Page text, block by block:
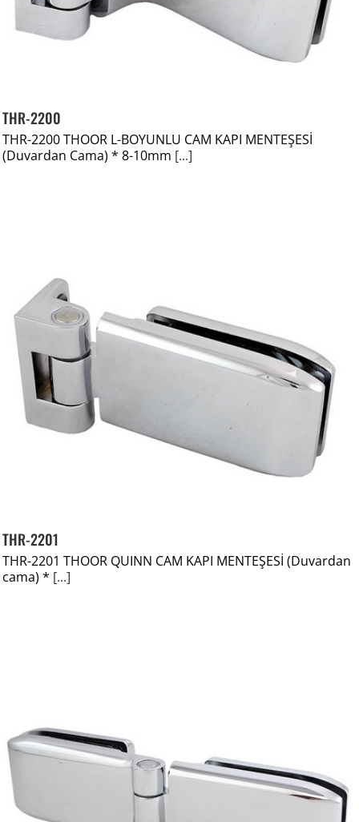
THR-2200
THR-2200 THOOR L-BOYUNLU CAM KAPI MENTEŞESİ
(Duvardan Cama) * 8-10mm [...]
THR-2201
THR-2201 THOOR QUINN CAM KAPI MENTEŞESİ (Duvardan
cama) * [...]